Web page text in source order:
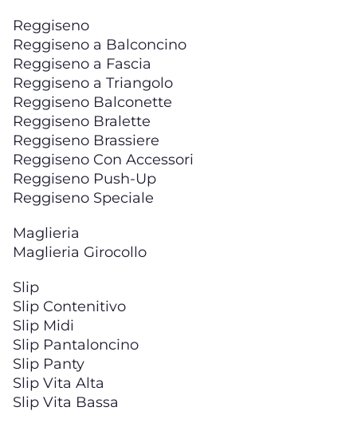
Reggiseno
Reggiseno a Balconcino
Reggiseno a Fascia
Reggiseno a Triangolo
Reggiseno Balconette
Reggiseno Bralette
Reggiseno Brassiere
Reggiseno Con Accessori
Reggiseno Push-Up
Reggiseno Speciale
Maglieria
Maglieria Girocollo
Slip
Slip Contenitivo
Slip Midi
Slip Pantaloncino
Slip Panty
Slip Vita Alta
Slip Vita Bassa